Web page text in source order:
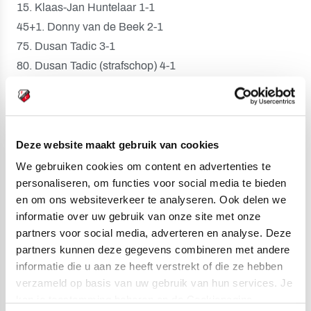
Deze website maakt gebruik van cookies
We gebruiken cookies om content en advertenties te
personaliseren, om functies voor social media te bieden
en om ons websiteverkeer te analyseren. Ook delen we
informatie over uw gebruik van onze site met onze
partners voor social media, adverteren en analyse. Deze
partners kunnen deze gegevens combineren met andere
informatie die u aan ze heeft verstrekt of die ze hebben
verzameld op basis van uw gebruik van hun services. Je
15. Klaas-Jan Huntelaar 1-1
45+1. Donny van de Beek 2-1
75. Dusan Tadic 3-1
80. Dusan Tadic (strafschop) 4-1
Gele kaarten:
Nicolás Tagliafico (Ajax), Riechedly
Bazoer, Timo Letschert, Willem Janssen, Sander van de
Toeschouwers:53.520.
Scheidsrechter:Pol van Boekel.
André Onana; Joël Veltman, Matthijs de Ligt, Daley
Blind, Nicolás Tagliafico; Frenkie de Jong, Noussair
Mazraoui (72. Lasse Schöne), Donny van de Beek;
Hakim Ziyech (85. Daley Sinkgraven), Klaas-Jan